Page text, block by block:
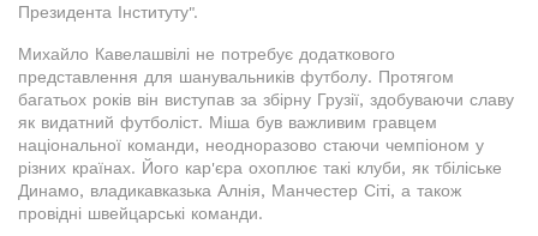
Президента Інституту".
Михайло Кавелашвілі не потребує додаткового
представлення для шанувальників футболу. Протягом
багатьох років він виступав за збірну Грузії, здобуваючи славу
як видатний футболіст. Міша був важливим гравцем
національної команди, неодноразово стаючи чемпіоном у
різних країнах. Його кар'єра охоплює такі клуби, як тбіліське
Динамо, владикавказька Алнія, Манчестер Сіті, а також
провідні швейцарські команди.